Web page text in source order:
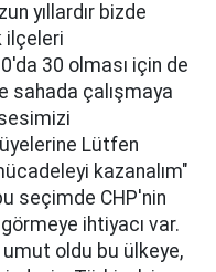
yıllardır bizde
ilçeleri
30 olması için de
sahada çalışmaya
Lütfen
kazanalım"
seçimde CHP'nin
görmeye ihtiyacı var.
oldu bu ülkeye,